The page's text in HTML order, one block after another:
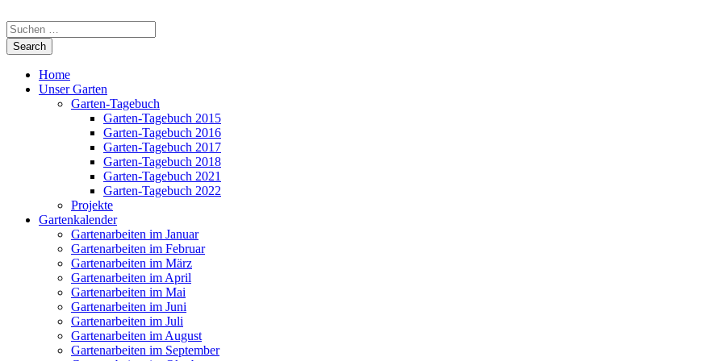
Home
Unser Garten
Garten-Tagebuch
Garten-Tagebuch 2015
Garten-Tagebuch 2016
Garten-Tagebuch 2017
Garten-Tagebuch 2018
Garten-Tagebuch 2021
Garten-Tagebuch 2022
Projekte
Gartenkalender
Gartenarbeiten im Januar
Gartenarbeiten im Februar
Gartenarbeiten im März
Gartenarbeiten im April
Gartenarbeiten im Mai
Gartenarbeiten im Juni
Gartenarbeiten im Juli
Gartenarbeiten im August
Gartenarbeiten im September